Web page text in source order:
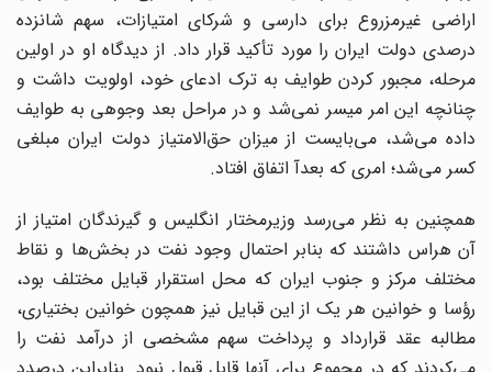
اراضی غیرمزروع برای دارسی و شرکای امتیازات، سهم شانزده
درصدی دولت ایران را مورد تأکید قرار داد. از دیدگاه او در اولین
مرحله، مجبور کردن طوایف به ترک ادعای خود، اولویت داشت و
چنانچه این امر میسر نمیشد و در مراحل بعد وجوهی به طوایف
داده میشد، میبایست از میزان حقالامتیاز دولت ایران مبلغی
کسر میشد؛ امری که بعدآ اتفاق افتاد.
همچنین به نظر میرسد وزیرمختار انگلیس و گیرندگان امتیاز از
آن هراس داشتند که بنابر احتمال وجود نفت در بخشها و نقاط
مختلف مرکز و جنوب ایران که محل استقرار قبایل مختلف بود،
رؤسا و خوانین هر یک از این قبایل نیز همچون خوانین بختیاری،
مطالبه عقد قرارداد و پرداخت سهم مشخصی از درآمد نفت را